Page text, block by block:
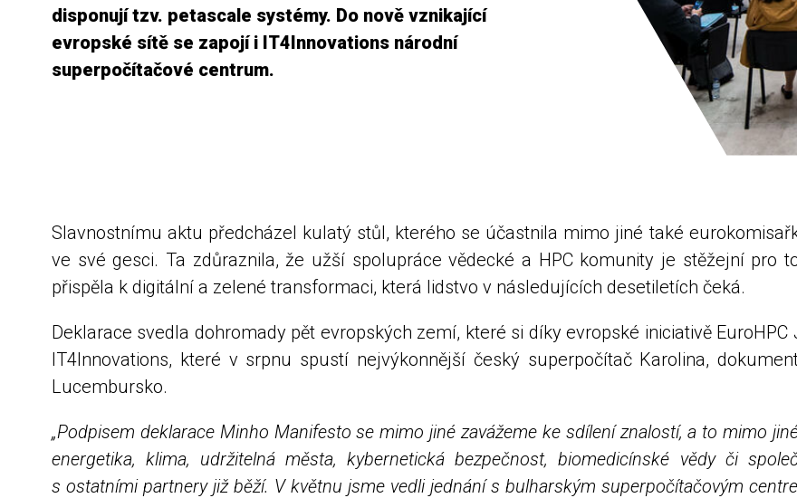
disponují tzv. petascale systémy. Do nově vznikající
evropské sítě se zapojí i IT4Innovations národní
superpočítačové centrum.
Slavnostnímu aktu předcházel kulatý stůl, kterého se účastnila mimo jiné také
ve své gesci. Ta zdůraznila, že užší spolupráce vědecké a HPC komunity je stěžejní pro
přispěla k digitální a zelené transformaci, která lidstvo v následujících desetiletích čeká.
Deklarace svedla dohromady pět evropských zemí, které si díky evropské iniciativě
IT4Innovations, které v srpnu spustí nejvýkonnější český superpočítač Karolina,
Lucembursko.
„Podpisem deklarace Minho Manifesto se mimo jiné zavážeme ke sdílení znalostí, a to mimo
energetika, klima, udržitelná města, kybernetická bezpečnost, biomedicínské vědy či
s ostatními partnery již běží. V květnu jsme vedli jednání s bulharským superpočítačovým